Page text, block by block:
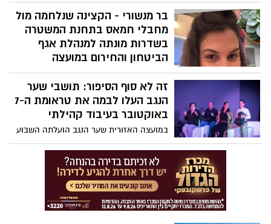
הנגב לשנת תשפ”ו
בר מנשורי - הקצינה שנלחמה מול
מחבלי חמאס בתחנת המשטרה
בשדרות מונתה למנהלת אגף
הביטחון והחירום במועצה
האזורית שער הנגב
המועצה האזורית שער הנגב הודיעה על
מינויה של בר מנשורי, בת 35 מקיבוץ ניר עם,
לתפקיד מנהלת אגף הביטחון והחירום
החדשה. מנשורי, נשואה ואם לשניים, נכנסת
הקמתו וגיבושו של מערך ביטחוני חדש, שנועד
לחזק את ההגנה על יישובי המועצה ותושביה.
זה לא סוף הסיפור: תושבי שער
הנגב העלו לבמה את טראומת ה-7
באוקטובר בעיבוד קהילתי
במועצה האזורית שער הנגב הועלתה השבוע
(ג') היצירה "לא סוף הסיפור", תוצר של
פרויקט תיאטרון קהילתי ייחודי שהחל
משתתפים, תושבי יישובי המועצה, עלו לבמה
בקיבוץ אור הנר והציגו פסיפס אנושי המבוסס
על סיפורים אמיתיים שנאספו מתוך